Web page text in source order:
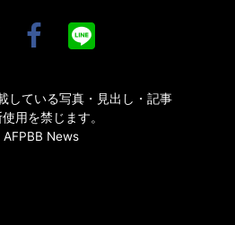
している写真・見出し・記事
用を禁じます。
News